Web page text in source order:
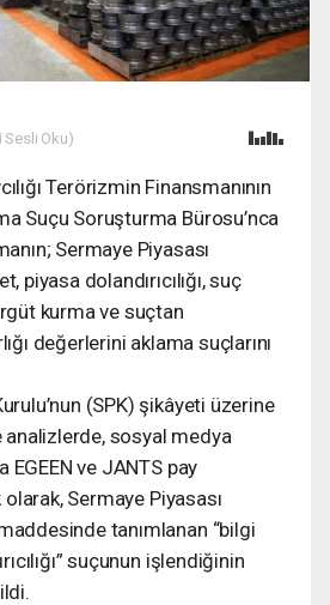
Sesli Oku)
Terörizmin Finansmanının
Suçu Soruşturma Bürosu’nca
Sermaye Piyasası
piyasa dolandırıcılığı, suç
kurma ve suçtan
değerlerini aklama suçlarını
(SPK) şikâyeti üzerine
analizlerde, sosyal medya
EGEEN ve JANTS pay
Sermaye Piyasası
tanımlanan “bilgi
suçunun işlendiğinin